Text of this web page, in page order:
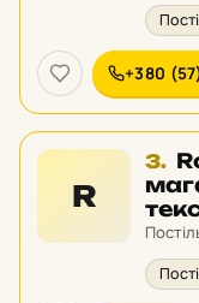
+380
R
3.
3
у